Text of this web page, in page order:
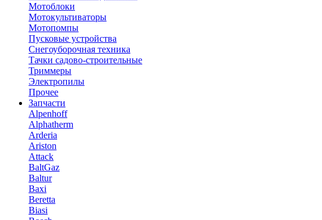
Мотоблоки
Мотокультиваторы
Мотопомпы
Пусковые устройства
Снегоуборочная техника
Тачки садово-строительные
Триммеры
Электропилы
Прочее
Запчасти
Alpenhoff
Alphatherm
Arderia
Ariston
Attack
BaltGaz
Baltur
Baxi
Beretta
Biasi